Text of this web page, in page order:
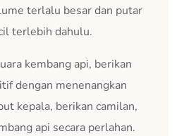
terlalu besar dan putar
terlebih dahulu.
kembang api, berikan
dengan menenangkan
kepala, berikan camilan,
api secara perlahan.